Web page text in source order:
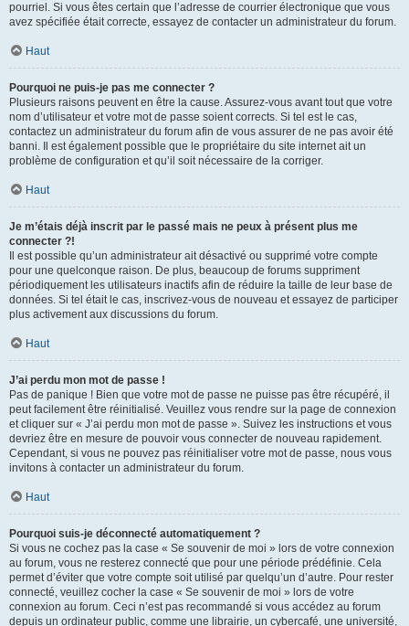
pourriel. Si vous êtes certain que l’adresse de courrier électronique que vous
avez spécifiée était correcte, essayez de contacter un administrateur du forum.
Haut
Pourquoi ne puis-je pas me connecter ?
Plusieurs raisons peuvent en être la cause. Assurez-vous avant tout que votre
nom d’utilisateur et votre mot de passe soient corrects. Si tel est le cas,
contactez un administrateur du forum afin de vous assurer de ne pas avoir été
banni. Il est également possible que le propriétaire du site internet ait un
problème de configuration et qu’il soit nécessaire de la corriger.
Haut
Je m’étais déjà inscrit par le passé mais ne peux à présent plus me
connecter ?!
Il est possible qu’un administrateur ait désactivé ou supprimé votre compte
pour une quelconque raison. De plus, beaucoup de forums suppriment
périodiquement les utilisateurs inactifs afin de réduire la taille de leur base de
données. Si tel était le cas, inscrivez-vous de nouveau et essayez de participer
plus activement aux discussions du forum.
Haut
J’ai perdu mon mot de passe !
Pas de panique ! Bien que votre mot de passe ne puisse pas être récupéré, il
peut facilement être réinitialisé. Veuillez vous rendre sur la page de connexion
et cliquer sur « J’ai perdu mon mot de passe ». Suivez les instructions et vous
devriez être en mesure de pouvoir vous connecter de nouveau rapidement.
Cependant, si vous ne pouvez pas réinitialiser votre mot de passe, nous vous
invitons à contacter un administrateur du forum.
Haut
Pourquoi suis-je déconnecté automatiquement ?
Si vous ne cochez pas la case « Se souvenir de moi » lors de votre connexion
au forum, vous ne resterez connecté que pour une période prédéfinie. Cela
permet d’éviter que votre compte soit utilisé par quelqu’un d’autre. Pour rester
connecté, veuillez cocher la case « Se souvenir de moi » lors de votre
connexion au forum. Ceci n’est pas recommandé si vous accédez au forum
depuis un ordinateur public, comme une librairie, un cybercafé, une université,